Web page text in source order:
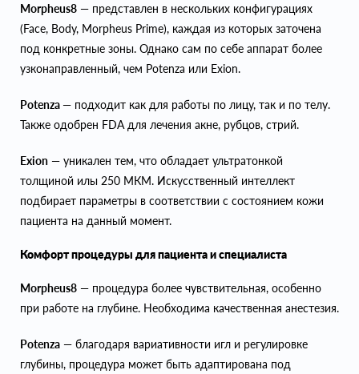
Morpheus8 — представлен в нескольких конфигурациях
(Face, Body, Morpheus Prime), каждая из которых заточена
под конкретные зоны. Однако сам по себе аппарат более
узконаправленный, чем Potenza или Exion.
Potenza— подходит как для работы по лицу, так и по телу.
Также одобрен FDA для лечения акне, рубцов, стрий.
Exion — уникален тем, что обладает ультратонкой
толщиной илы 250 МКМ. Искусственный интеллект
подбирает параметры в соответствии с состоянием кожи
пациента на данный момент.
Комфорт процедуры для пациента и специалиста
Morpheus8 — процедура более чувствительная, особенно
при работе на глубине. Необходима качественная анестезия.
Potenza — благодаря вариативности игл и регулировке
глубины, процедура может быть адаптирована под